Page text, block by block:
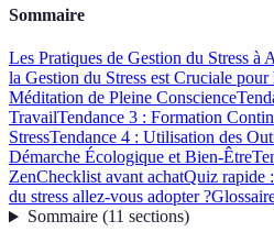
Sommaire
Les Pratiques de Gestion du Stress à
la Gestion du Stress est Cruciale
Méditation de Pleine Conscience
TravailTendance 3 : Formation
StressTendance 4 : Utilisation des
Démarche Écologique et Bien-Être
ZenChecklist avant achatQuiz rapide
du stress allez-vous adopter ?
Sommaire(11 sections)